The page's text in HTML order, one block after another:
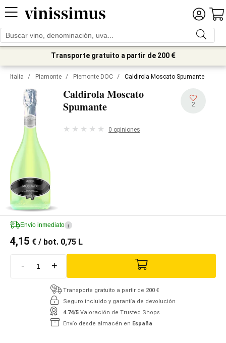
Transporte gratuito a partir de 200 €
Italia / Piamonte / Piemonte DOC / Caldirola Moscato Spumante
Caldirola Moscato
Spumante
2
0 opiniones
Envío inmediato i
4,15 € / bot. 0,75 L
- +
Transporte gratuito a partir de 200 €
Seguro incluido y garantía de devolución
4.74/5 Valoración de Trusted Shops
Envío desde almacén en España